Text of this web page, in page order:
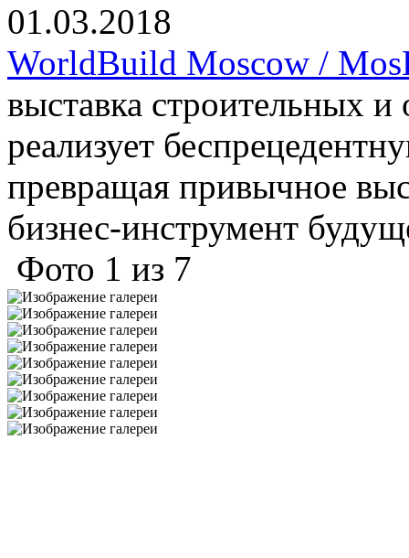
01.03.2018
WorldBuild Moscow /
выставка строительных
реализует
превращая привычное
бизнес-инструмент
Фото 1 из 7